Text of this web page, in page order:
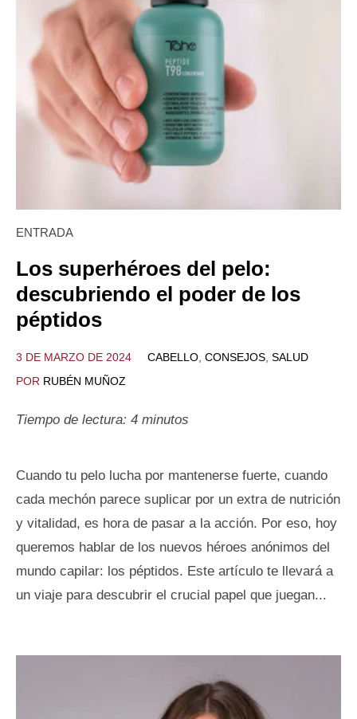
ENTRADA
Los superhéroes del pelo:
descubriendo el poder de los
péptidos
3 DE MARZO DE 2024 CABELLO, CONSEJOS, SALUD
POR RUBÉN MUÑOZ
Tiempo de lectura: 4 minutos
Cuando tu pelo lucha por mantenerse fuerte, cuando
cada mechón parece suplicar por un extra de nutrición
y vitalidad, es hora de pasar a la acción. Por eso, hoy
queremos hablar de los nuevos héroes anónimos del
mundo capilar: los péptidos. Este artículo te llevará a
un viaje para descubrir el crucial papel que juegan...